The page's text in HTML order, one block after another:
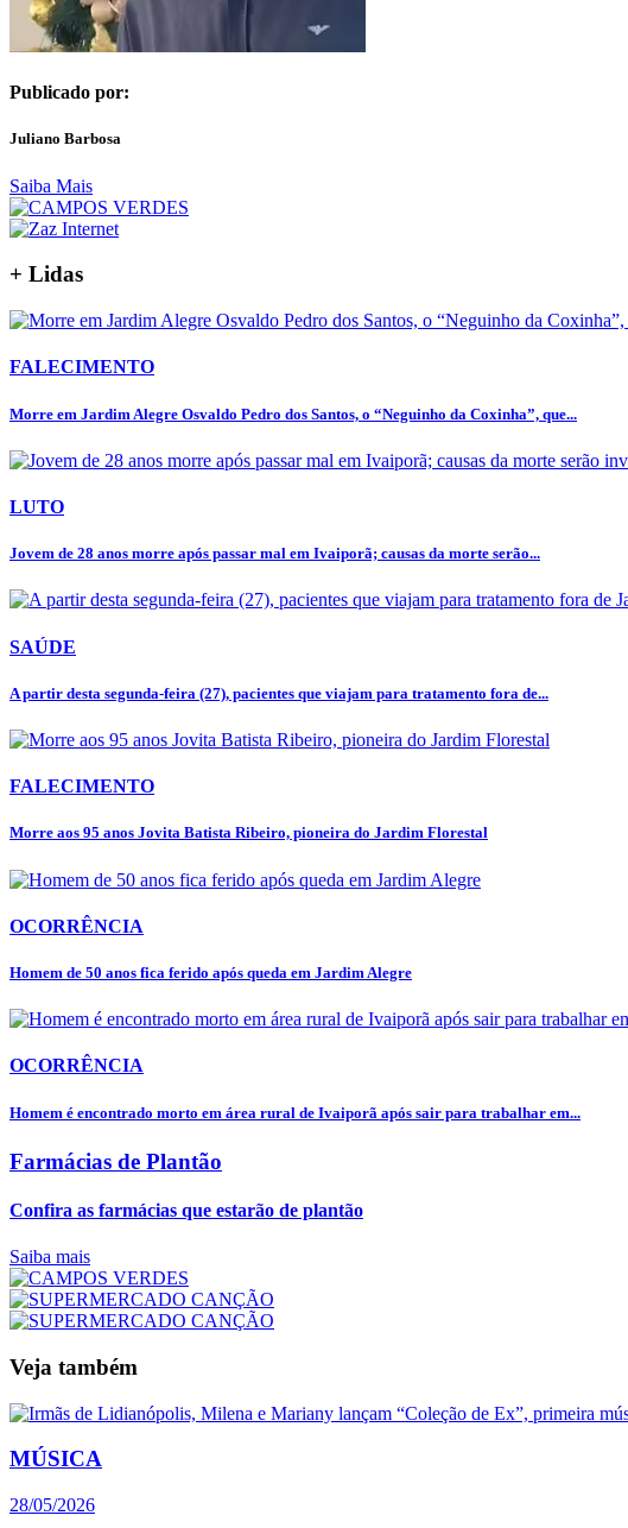
Publicado por:
Juliano Barbosa
Saiba Mais
+ Lidas
FALECIMENTO
Morre em Jardim Alegre Osvaldo Pedro dos Santos, o “Neguinho da Coxinha”, que...
LUTO
Jovem de 28 anos morre após passar mal em Ivaiporã; causas da morte serão...
SAÚDE
A partir desta segunda-feira (27), pacientes que viajam para tratamento fora de...
FALECIMENTO
Morre aos 95 anos Jovita Batista Ribeiro, pioneira do Jardim Florestal
OCORRÊNCIA
Homem de 50 anos fica ferido após queda em Jardim Alegre
OCORRÊNCIA
Homem é encontrado morto em área rural de Ivaiporã após sair para trabalhar em...
Farmácias de Plantão
Confira as farmácias que estarão de plantão
Saiba mais
Veja também
MÚSICA
28/05/2026